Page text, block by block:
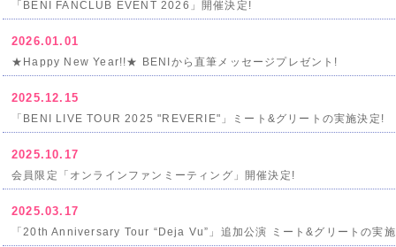
「BENI FANCLUB EVENT 2026」開催決定!
2026.01.01
★Happy New Year!!★ BENIから直筆メッセージプレゼント!
2025.12.15
「BENI LIVE TOUR 2025 "REVERIE"」ミート&グリートの実施決定!
2025.10.17
会員限定「オンラインファンミーティング」開催決定!
2025.03.17
「20th Anniversary Tour “Deja Vu”」追加公演 ミート&グリートの実